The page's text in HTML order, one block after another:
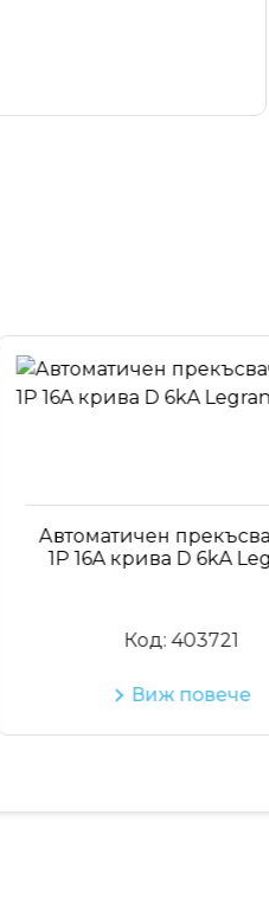
прекъсвач TX3
16A крива D 6kA Legrand
403721
Виж повече